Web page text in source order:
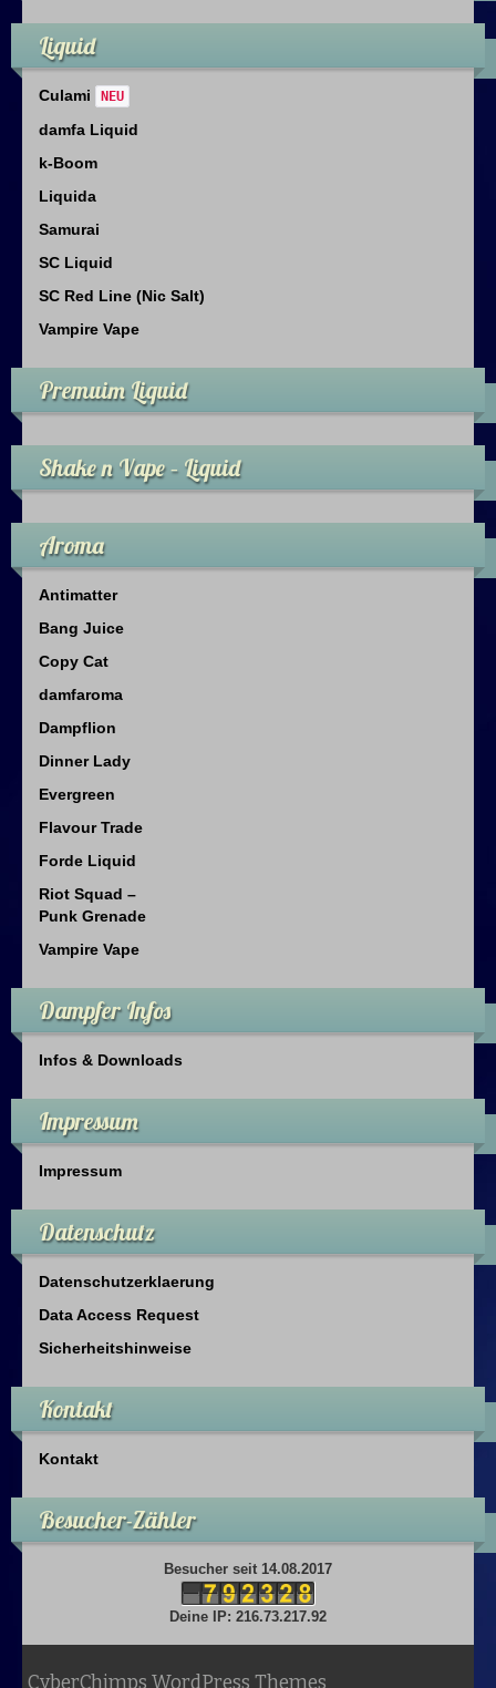
Liquid
Culami NEU
damfa Liquid
k-Boom
Liquida
Samurai
SC Liquid
SC Red Line (Nic Salt)
Vampire Vape
Premuim Liquid
Shake n Vape – Liquid
Aroma
Antimatter
Bang Juice
Copy Cat
damfaroma
Dampflion
Dinner Lady
Evergreen
Flavour Trade
Forde Liquid
Riot Squad –
Punk Grenade
Vampire Vape
Dampfer Infos
Infos & Downloads
Impressum
Impressum
Datenschutz
Datenschutzerklaerung
Data Access Request
Sicherheitshinweise
Kontakt
Kontakt
Besucher-Zähler
Besucher seit 14.08.2017
Deine IP: 216.73.217.92
CyberChimps WordPress Themes